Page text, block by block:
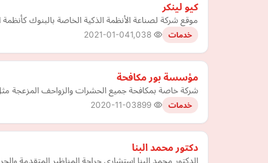
كيو لينكر
موقع شركة لصناعة الأنظمة الذكية الخاصة بالبنوك
خدمات 2021-01-04
مؤسسة بور مكافحة
شركة خاصة بمكافحة جميع الحشرات والزواحف المزعجة مثل
خدمات 2020-11-03
دكتور محمد البنا
الدكتور محمد البنا استشاري جراحة المناظير المتقدمة